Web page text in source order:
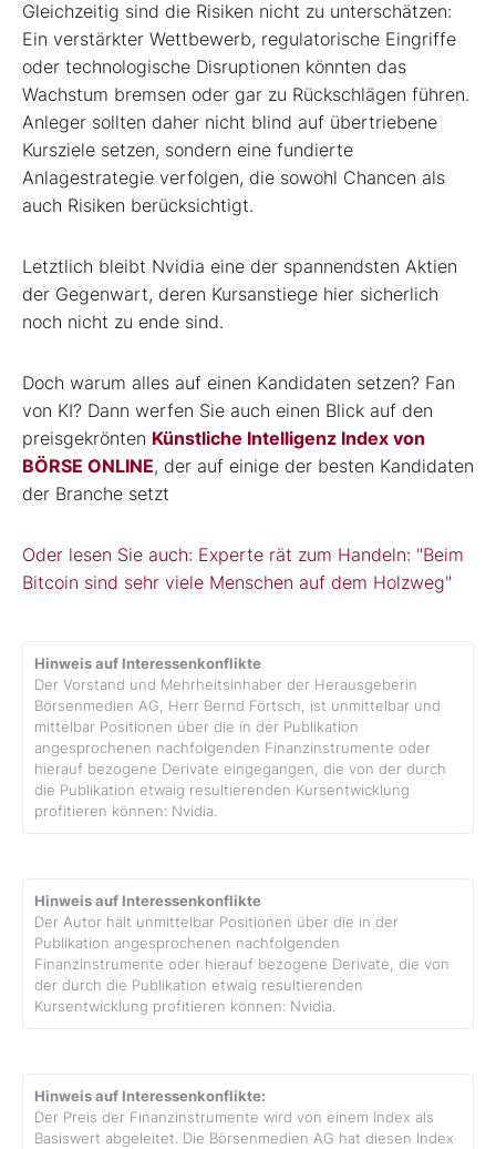
Gleichzeitig sind die Risiken nicht zu unterschätzen:
Ein verstärkter Wettbewerb, regulatorische Eingriffe
oder technologische Disruptionen könnten das
Wachstum bremsen oder gar zu Rückschlägen führen.
Anleger sollten daher nicht blind auf übertriebene
Kursziele setzen, sondern eine fundierte
Anlagestrategie verfolgen, die sowohl Chancen als
auch Risiken berücksichtigt.
Letztlich bleibt Nvidia eine der spannendsten Aktien
der Gegenwart, deren Kursanstiege hier sicherlich
noch nicht zu ende sind.
Doch warum alles auf einen Kandidaten setzen? Fan
von KI? Dann werfen Sie auch einen Blick auf den
preisgekrönten Künstliche Intelligenz Index von
BÖRSE ONLINE, der auf einige der besten Kandidaten
der Branche setzt
Oder lesen Sie auch: Experte rät zum Handeln: "Beim
Bitcoin sind sehr viele Menschen auf dem Holzweg"
Hinweis auf Interessenkonflikte
Der Vorstand und Mehrheitsinhaber der Herausgeberin
Börsenmedien AG, Herr Bernd Förtsch, ist unmittelbar und
mittelbar Positionen über die in der Publikation
angesprochenen nachfolgenden Finanzinstrumente oder
hierauf bezogene Derivate eingegangen, die von der durch
die Publikation etwaig resultierenden Kursentwicklung
profitieren können: Nvidia.
Hinweis auf Interessenkonflikte
Der Autor hält unmittelbar Positionen über die in der
Publikation angesprochenen nachfolgenden
Finanzinstrumente oder hierauf bezogene Derivate, die von
der durch die Publikation etwaig resultierenden
Kursentwicklung profitieren können: Nvidia.
Hinweis auf Interessenkonflikte:
Der Preis der Finanzinstrumente wird von einem Index als
Basiswert abgeleitet. Die Börsenmedien AG hat diesen Index